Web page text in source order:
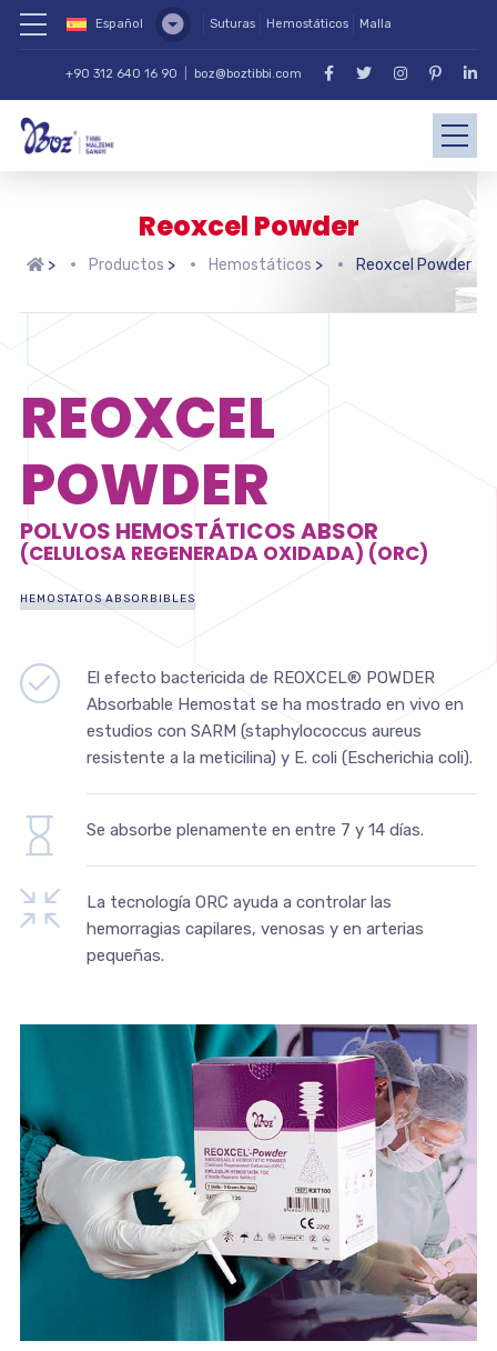
Español Suturas Hemostáticos Malla
+90 312 640 16 90 boz@boztibbi.com
Reoxcel Powder
> Productos > Hemostáticos > Reoxcel Powder
REOXCEL
POWDER
POLVOS HEMOSTÁTICOS ABSOR
(CELULOSA REGENERADA OXIDADA) (ORC)
HEMOSTATOS ABSORBIBLES
El efecto bactericida de REOXCEL® POWDER
Absorbable Hemostat se ha mostrado en vivo en
estudios con SARM (staphylococcus aureus
resistente a la meticilina) y E. coli (Escherichia coli).
Se absorbe plenamente en entre 7 y 14 días.
La tecnología ORC ayuda a controlar las
hemorragias capilares, venosas y en arterias
pequeñas.